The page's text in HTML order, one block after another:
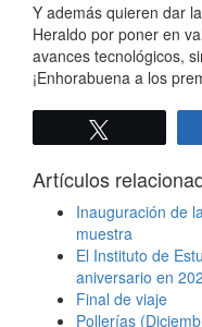
Y además quieren dar
Heraldo por poner en
avances tecnológicos,
¡Enhorabuena a los
Artículos
Inauguración de
muestra
El Instituto de
aniversario en
Final de viaje
Pollerías